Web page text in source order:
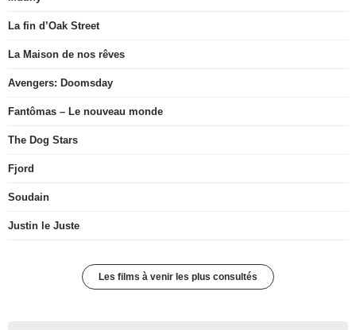
La fin d’Oak Street
La Maison de nos rêves
Avengers: Doomsday
Fantômas – Le nouveau monde
The Dog Stars
Fjord
Soudain
Justin le Juste
Les films à venir les plus consultés